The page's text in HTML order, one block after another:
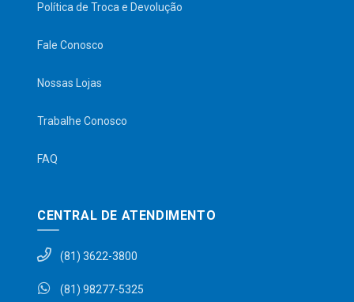
Política de Troca e Devolução
Fale Conosco
Nossas Lojas
Trabalhe Conosco
FAQ
CENTRAL DE ATENDIMENTO
(81) 3622-3800
(81) 98277-5325